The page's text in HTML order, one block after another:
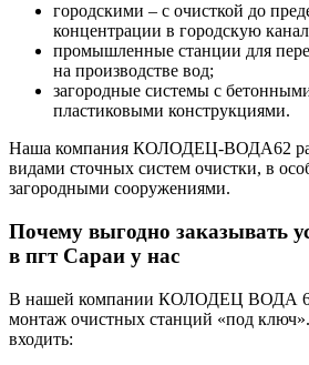
городскими – с очисткой до
концентрации в городскую
промышленные станции для
на производстве вод;
загородные системы с
пластиковыми конструкциями.
Наша компания КОЛОДЕЦ-ВОДА62
видами сточных систем очистки, в
загородными сооружениями.
Почему выгодно заказывать
в пгт Сараи у нас
В нашей компании КОЛОДЕЦ ВОДА 62
монтаж очистных станций «под
входить: